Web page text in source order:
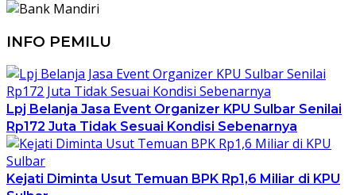
INFO PEMILU
Lpj Belanja Jasa Event Organizer KPU Sulbar Senilai
Rp172 Juta Tidak Sesuai Kondisi Sebenarnya
Kejati Diminta Usut Temuan BPK Rp1,6 Miliar di KPU